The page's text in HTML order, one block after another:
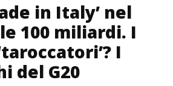
in Italy’ nel
100 miliardi. I
I
del G20